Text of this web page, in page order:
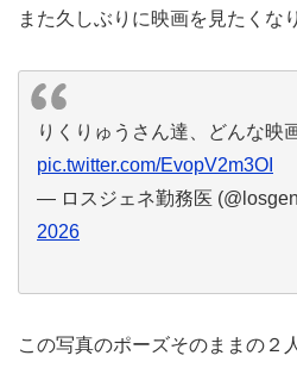
また久しぶりに映画を見たくな
りくりゅうさん達、どんな映
pic.twitter.com/EvopV2m3OI
— ロスジェネ勤務医
2026
この写真のポーズそのままの２